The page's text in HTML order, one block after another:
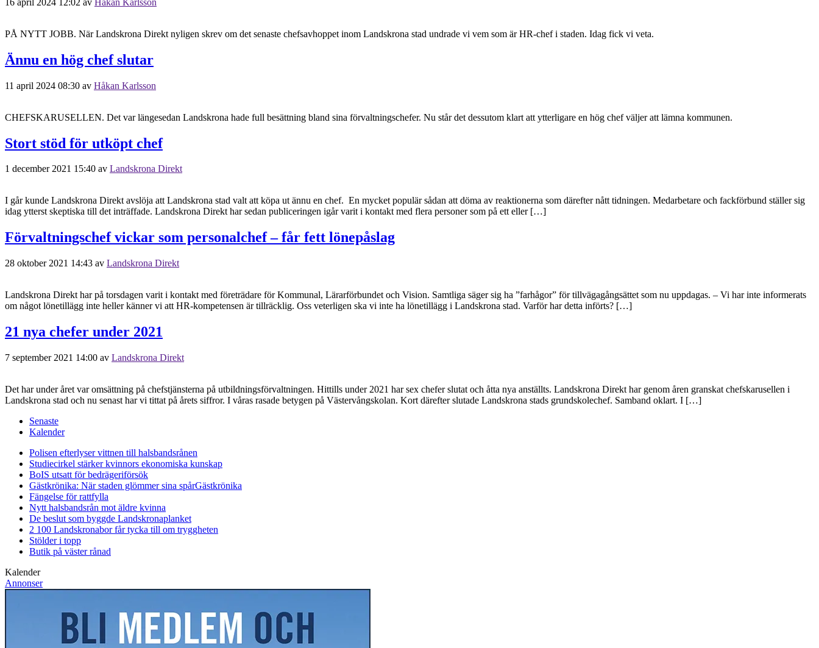
PÅ NYTT JOBB. När Landskrona Direkt nyligen skrev om det senaste chefsavhoppet inom Landskrona stad undrade vi vem som är HR-chef i staden. Idag fick vi veta.
Ännu en hög chef slutar
11 april 2024 08:30 av Håkan Karlsson
CHEFSKARUSELLEN. Det var längesedan Landskrona hade full besättning bland sina förvaltningschefer. Nu står det dessutom klart att ytterligare en hög chef väljer att lämna kommunen.
Stort stöd för utköpt chef
1 december 2021 15:40 av Landskrona Direkt
I går kunde Landskrona Direkt avslöja att Landskrona stad valt att köpa ut ännu en chef. En mycket populär sådan att döma av reaktionerna som därefter nått tidningen. Medarbetare och fackförbund ställer sig
idag ytterst skeptiska till det inträffade. Landskrona Direkt har sedan publiceringen igår varit i kontakt med flera personer som på ett eller […]
Förvaltningschef vickar som personalchef – får fett lönepåslag
28 oktober 2021 14:43 av Landskrona Direkt
Landskrona Direkt har på torsdagen varit i kontakt med företrädare för Kommunal, Lärarförbundet och Vision. Samtliga säger sig ha ”farhågor” för tillvägagångsättet som nu uppdagas. – Vi har inte informerats
om något lönetillägg inte heller känner vi att HR-kompetensen är tillräcklig. Oss veterligen ska vi inte ha lönetillägg i Landskrona stad. Varför har detta införts? […]
21 nya chefer under 2021
7 september 2021 14:00 av Landskrona Direkt
Det har under året var omsättning på chefstjänsterna på utbildningsförvaltningen. Hittills under 2021 har sex chefer slutat och åtta nya anställts. Landskrona Direkt har genom åren granskat chefskarusellen i
Landskrona stad och nu senast har vi tittat på årets siffror. I våras rasade betygen på Västervångskolan. Kort därefter slutade Landskrona stads grundskolechef. Samband oklart. I […]
Senaste
Kalender
Polisen efterlyser vittnen till halsbandsrånen
Studiecirkel stärker kvinnors ekonomiska kunskap
BoIS utsatt för bedrägeriförsök
Gästkrönika: När staden glömmer sina spårGästkrönika
Fängelse för rattfylla
Nytt halsbandsrån mot äldre kvinna
De beslut som byggde Landskronaplanket
2 100 Landskronabor får tycka till om tryggheten
Stölder i topp
Butik på väster rånad
Kalender
Annonser